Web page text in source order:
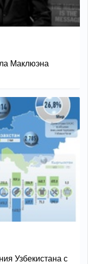
Маклюэна
Узбекистана с